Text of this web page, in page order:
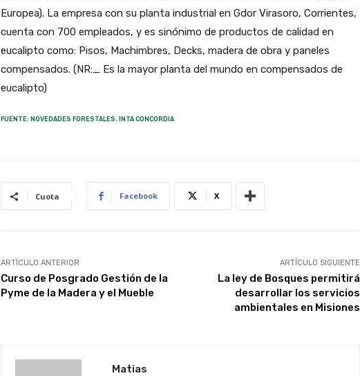
Europea). La empresa con su planta industrial en Gdor Virasoro, Corrientes,
cuenta con 700 empleados, y es sinónimo de productos de calidad en
eucalipto como: Pisos, Machimbres, Decks, madera de obra y paneles
compensados. (NR:_ Es la mayor planta del mundo en compensados de
eucalipto)
FUENTE: NOVEDADES FORESTALES. INTA CONCORDIA
Cuota Facebook X
ARTÍCULO ANTERIOR
Curso de Posgrado Gestión de la
Pyme de la Madera y el Mueble
ARTÍCULO SIGUIENTE
La ley de Bosques permitirá
desarrollar los servicios
ambientales en Misiones
Matias